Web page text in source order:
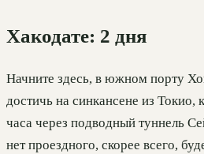
Хакодате: 2 дня
Начните здесь, в южном порту
достичь на синкансене из Токио,
часа через подводный туннель
нет проездного, скорее всего,